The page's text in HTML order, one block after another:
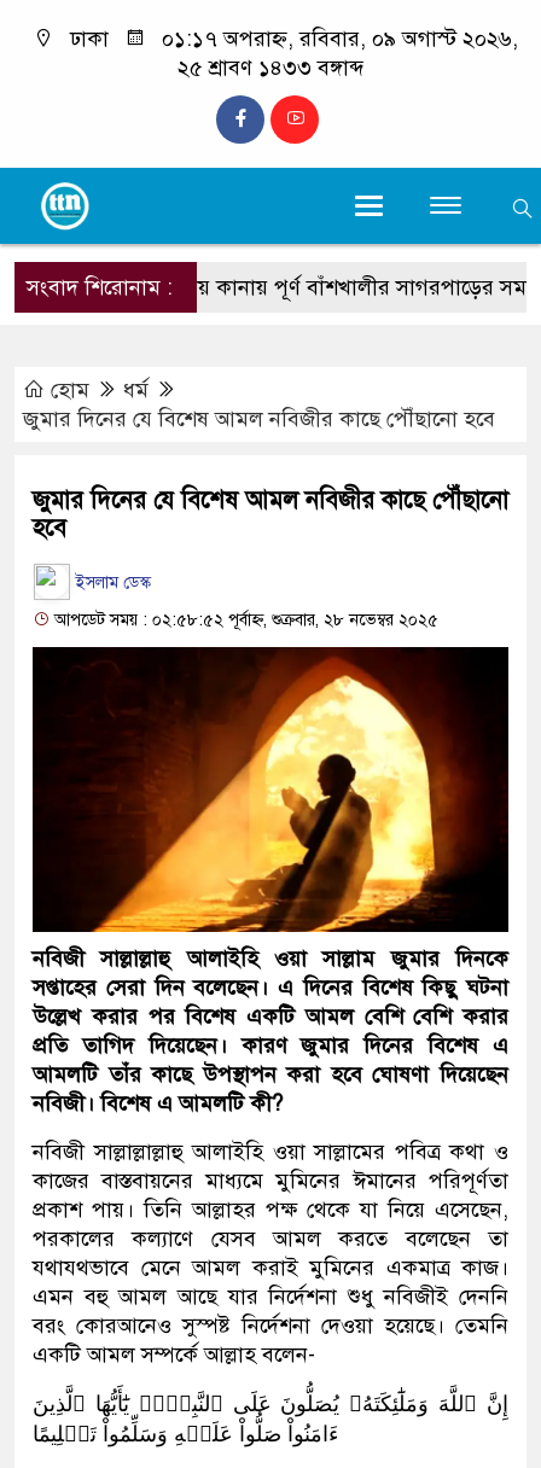
ঢাকা
০১:১৭ অপরাহ্ন, রবিবার, ০৯ অগাস্ট ২০২৬,
২৫ শ্রাবণ ১৪৩৩ বঙ্গাব্দ
সংবাদ শিরোনাম :
কানায় কানায় পূর্ণ বাঁশখালীর সাগরপাড়ের সমাবেশস্থল
হোম
ধর্ম
জুমার দিনের যে বিশেষ আমল নবিজীর কাছে পৌঁছানো হবে
জুমার দিনের যে বিশেষ আমল নবিজীর কাছে পৌঁছানো
হবে
ইসলাম ডেস্ক
আপডেট সময় : ০২:৫৮:৫২ পূর্বাহ্ন, শুক্রবার, ২৮ নভেম্বর ২০২৫
নবিজী সাল্লাল্লাহু আলাইহি ওয়া সাল্লাম জুমার দিনকে
সপ্তাহের সেরা দিন বলেছেন। এ দিনের বিশেষ কিছু ঘটনা
উল্লেখ করার পর বিশেষ একটি আমল বেশি বেশি করার
প্রতি তাগিদ দিয়েছেন। কারণ জুমার দিনের বিশেষ এ
আমলটি তাঁর কাছে উপস্থাপন করা হবে ঘোষণা দিয়েছেন
নবিজী। বিশেষ এ আমলটি কী?
নবিজী সাল্লাল্লাল্লাহু আলাইহি ওয়া সাল্লামের পবিত্র কথা ও
কাজের বাস্তবায়নের মাধ্যমে মুমিনের ঈমানের পরিপূর্ণতা
প্রকাশ পায়। তিনি আল্লাহর পক্ষ থেকে যা নিয়ে এসেছেন,
পরকালের কল্যাণে যেসব আমল করতে বলেছেন তা
যথাযথভাবে মেনে আমল করাই মুমিনের একমাত্র কাজ।
এমন বহু আমল আছে যার নির্দেশনা শুধু নবিজীই দেননি
বরং কোরআনেও সুস্পষ্ট নির্দেশনা দেওয়া হয়েছে। তেমনি
একটি আমল সম্পর্কে আল্লাহ বলেন-
إِنَّ ٱللَّهَ وَمَلَٰٓئِكَتَهُۥ يُصَلُّونَ عَلَى ٱلنَّبِيِّۚ يَٰٓأَيُّهَا ٱلَّذِينَ
ءَامَنُواْ صَلُّواْ عَلَيۡهِ وَسَلِّمُواْ تَسۡلِيمًا